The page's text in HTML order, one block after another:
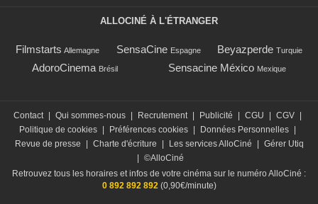
ALLOCINÉ À L'ÉTRANGER
Filmstarts Allemagne SensaCine Espagne Beyazperde Turquie
AdoroCinema Brésil Sensacine México Mexique
Contact Qui sommes-nous Recrutement Publicité CGU CGV
Politique de cookies
Préférences cookies Données Personnelles
Revue de presse
Charte d'écriture Les services AlloCiné
Gérer Utiq
©AlloCiné
Retrouvez tous les horaires et infos de votre cinéma sur le numéro AlloCiné :
0 892 892 892(0,90€/minute)